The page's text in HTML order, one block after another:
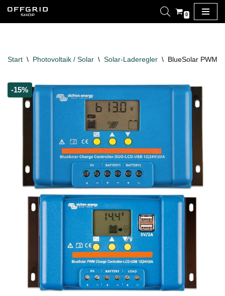
0
Start \ Photovoltaik / Solar \ Solar-Laderegler \ BlueSolar PWM
-15%